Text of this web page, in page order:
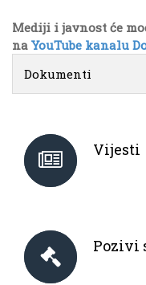
Mediji i javnost će
na YouTube kanalu
Dokumenti
Vijesti
Pozivi